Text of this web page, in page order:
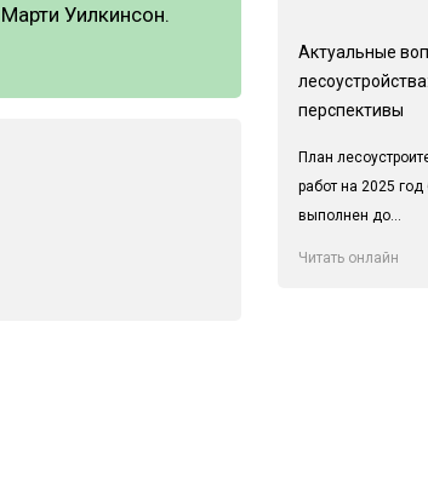
Уилкинсон.
Актуальные
перспективы
План
работ на 2025 год
выполнен до...
Читать онлайн